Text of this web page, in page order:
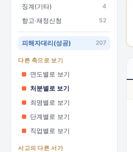
징계(기타) 4
항고·재정신청 52
피해자대리(성공) 207
다른 축으로 보기
연도별로 보기
처분별로 보기
죄명별로 보기
단계별로 보기
직업별로 보기
서고의 다른 서가